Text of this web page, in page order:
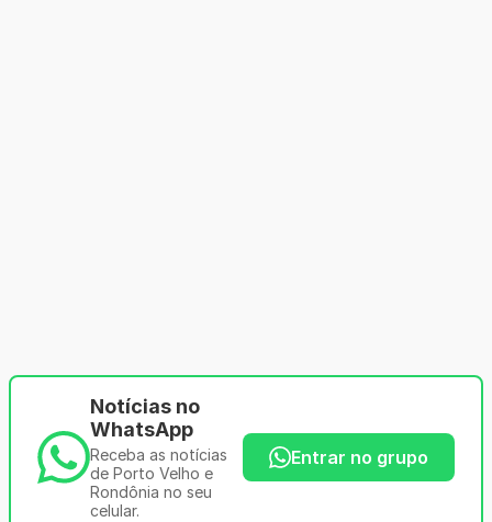
Notícias no
WhatsApp
Receba as notícias
de Porto Velho e
Rondônia no seu
celular.
Entrar no grupo